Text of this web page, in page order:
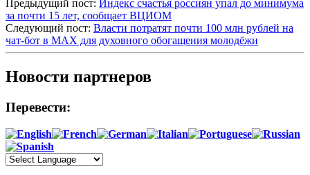
Предыдущий пост: Индекс счастья россиян упал до минимума
за почти 15 лет, сообщает ВЦИОМ
Следующий пост: Власти потратят почти 100 млн рублей на
чат-бот в MAX для духовного обогащения молодёжи
Новости партнеров
Перевести: